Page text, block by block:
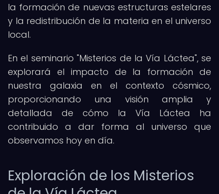
la formación de nuevas estructuras estelares
y la redistribución de la materia en el universo
local.
En el seminario "Misterios de la Vía Láctea", se
explorará el impacto de la formación de
nuestra galaxia en el contexto cósmico,
proporcionando una visión amplia y
detallada de cómo la Vía Láctea ha
contribuido a dar forma al universo que
observamos hoy en día.
Exploración de los Misterios